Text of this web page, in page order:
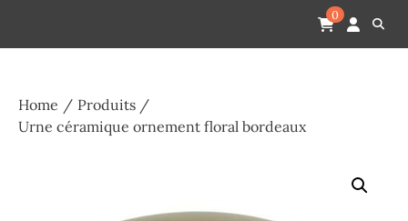
content
Espace Funéraire Michel Gardechaux
0
Home
Produits
Urne céramique ornement floral bordeaux